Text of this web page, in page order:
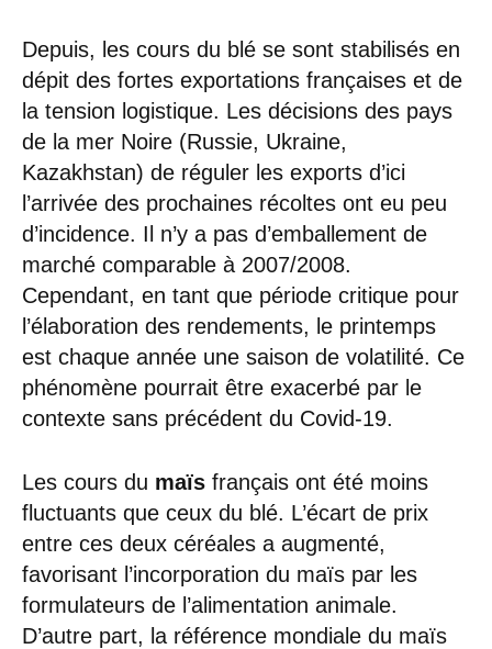
Depuis, les cours du blé se sont stabilisés en
dépit des fortes exportations françaises et de
la tension logistique. Les décisions des pays
de la mer Noire (Russie, Ukraine,
Kazakhstan) de réguler les exports d’ici
l’arrivée des prochaines récoltes ont eu peu
d’incidence. Il n’y a pas d’emballement de
marché comparable à 2007/2008.
Cependant, en tant que période critique pour
l’élaboration des rendements, le printemps
est chaque année une saison de volatilité. Ce
phénomène pourrait être exacerbé par le
contexte sans précédent du Covid-19.
Les cours du maïs français ont été moins
fluctuants que ceux du blé. L’écart de prix
entre ces deux céréales a augmenté,
favorisant l’incorporation du maïs par les
formulateurs de l’alimentation animale.
D’autre part, la référence mondiale du maïs